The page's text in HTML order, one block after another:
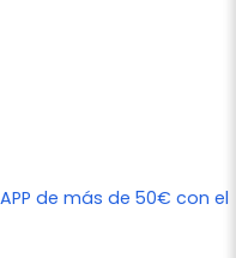
de más de 50€ con el